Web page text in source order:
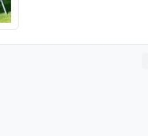
cm) su tinklu ir kopėtėlėmis
tinklu ir kopetėlėmis